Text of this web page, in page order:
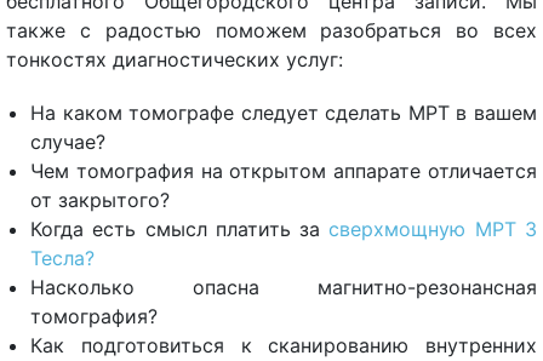
также с радостью поможем разобраться во всех
тонкостях диагностических услуг:
На каком томографе следует сделать МРТ в вашем
случае?
Чем томография на открытом аппарате отличается
от закрытого?
Когда есть смысл платить засверхмощную МРТ 3
Тесла?
Насколько опасна магнитно-резонансная
томография?
Как подготовиться к сканированию внутренних